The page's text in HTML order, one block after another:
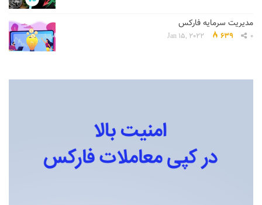
مدیریت سرمایه فارکس
Jan 15, 2022 639 0